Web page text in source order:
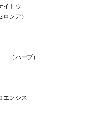
イトウ
シア）
ーブ）
エンシス